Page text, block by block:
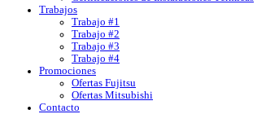
Trabajos
Trabajo #1
Trabajo #2
Trabajo #3
Trabajo #4
Promociones
Ofertas Fujitsu
Ofertas Mitsubishi
Contacto